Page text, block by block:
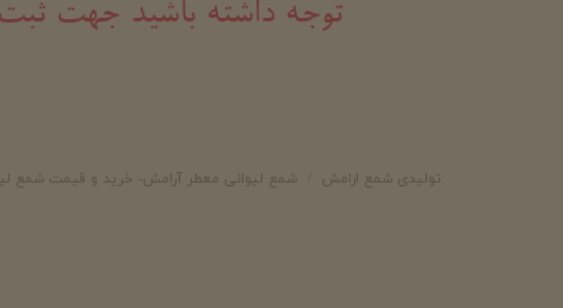
تولیدی شمع ارامش شمع لیوانی معطر آرامش- خرید و قیمت شمع
​​​​​​​توجه داشته باشید جهت